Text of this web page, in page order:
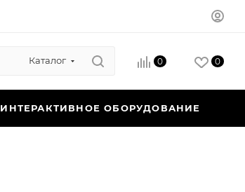
Каталог 0 0
ИНТЕРАКТИВНОЕ ОБОРУДОВАНИЕ